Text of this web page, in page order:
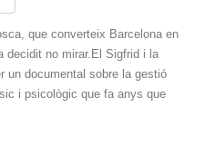
que converteix Barcelona en
decidit no mirar.El Sigfrid i la
un documental sobre la gestió
i psicològic que fa anys que